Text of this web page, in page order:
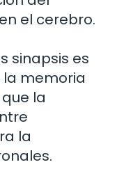
el cerebro.
sinapsis es
memoria
la
la